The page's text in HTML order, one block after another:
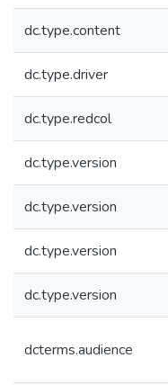
dc.type.content
dc.type.driver
dc.type.redcol
dc.type.version
dc.type.version
dc.type.version
dc.type.version
dcterms.audience